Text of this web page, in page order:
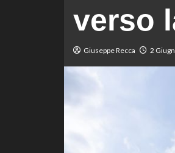
verso
Giuseppe Recca 2